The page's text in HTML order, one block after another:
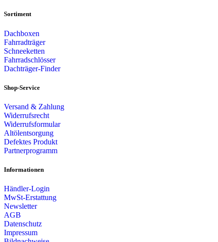
Sortiment
Dachboxen
Fahrradträger
Schneeketten
Fahrradschlösser
Dachträger-Finder
Shop-Service
Versand & Zahlung
Widerrufsrecht
Widerrufsformular
Altölentsorgung
Defektes Produkt
Partnerprogramm
Informationen
Händler-Login
MwSt-Erstattung
Newsletter
AGB
Datenschutz
Impressum